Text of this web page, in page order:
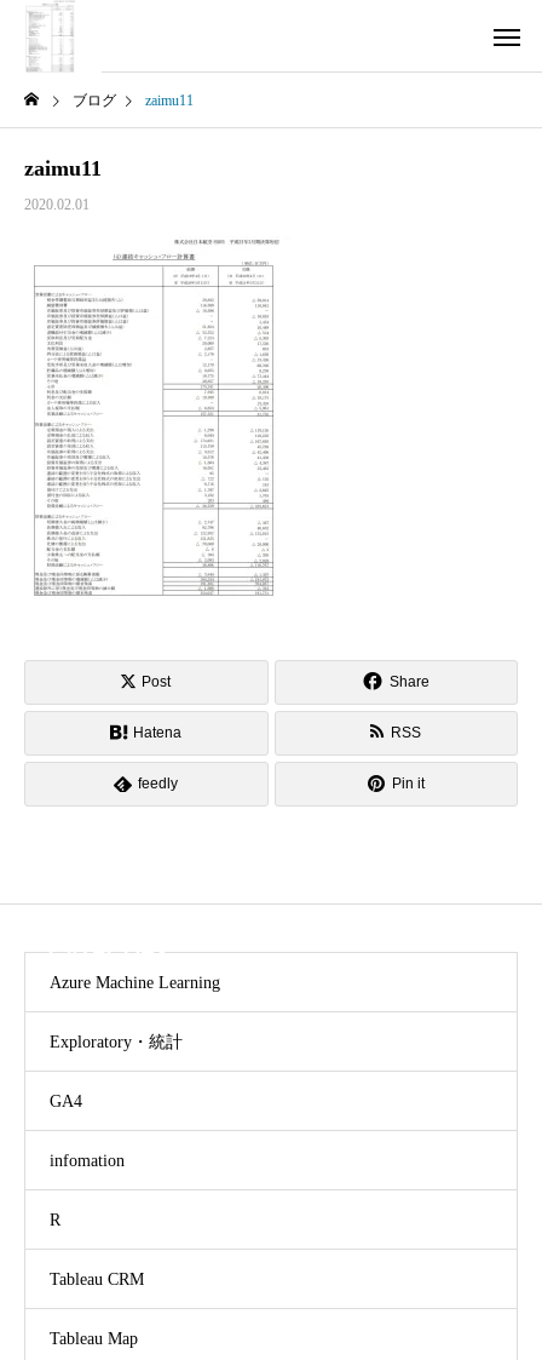
ブログ zaimu11
zaimu11
2020.02.01
Post Share
Hatena RSS
feedly Pin it
CATEGORY
Azure Machine Learning
Exploratory・統計
GA4
infomation
R
Tableau CRM
Tableau Map